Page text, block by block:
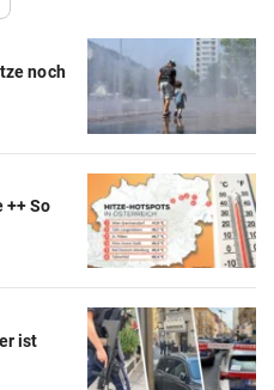
noch
++ So
ist